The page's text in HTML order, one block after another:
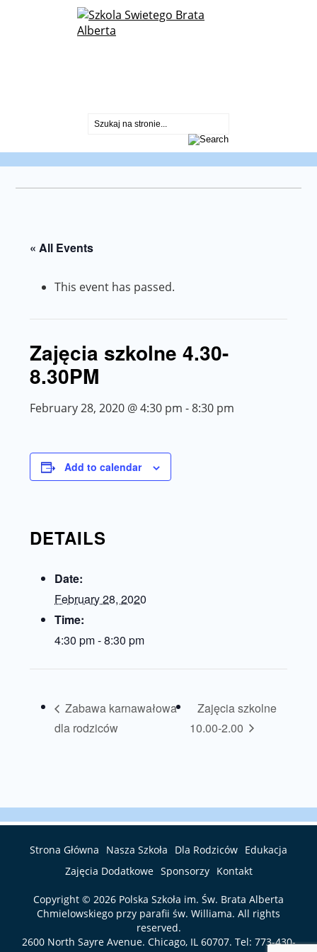
« All Events
This event has passed.
Zajęcia szkolne 4.30-
8.30PM
February 28, 2020 @ 4:30 pm -8:30 pm
Add to calendar
DETAILS
Date:
February 28, 2020
Time:
4:30 pm - 8:30 pm
Zabawa karnawałowa
dla rodziców
Zajęcia szkolne
10.00-2.00
Strona Główna Nasza Szkoła Dla Rodziców Edukacja
Zajęcia Dodatkowe Sponsorzy Kontakt
Copyright © 2026 Polska Szkoła im. Św. Brata Alberta
Chmielowskiego przy parafii św. Williama. All rights
reserved.
2600 North Sayre Avenue. Chicago, IL 60707. Tel: 773-430-